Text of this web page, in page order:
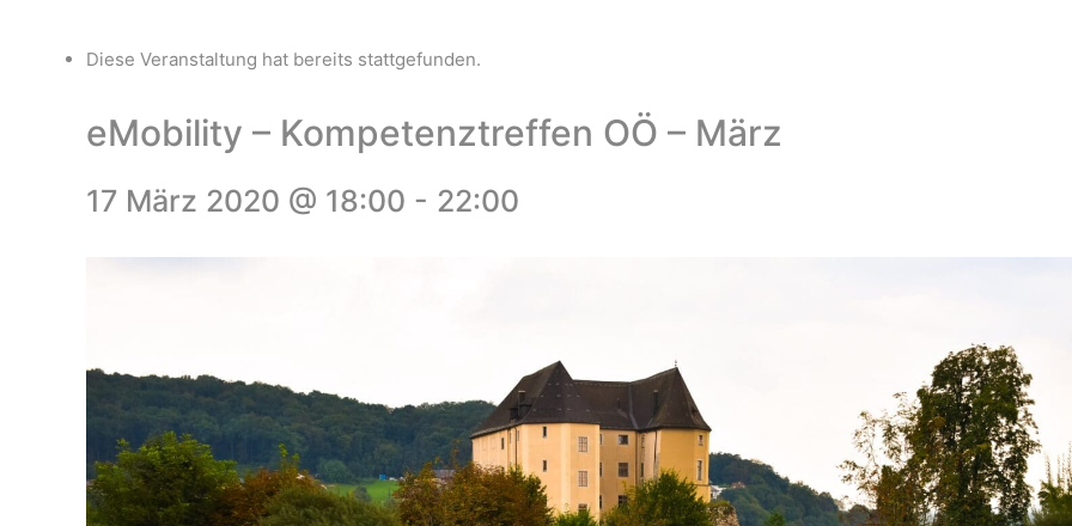
Diese Veranstaltung hat bereits stattgefunden.
eMobility – Kompetenztreffen OÖ – März
17 März 2020 @ 18:00 - 22:00